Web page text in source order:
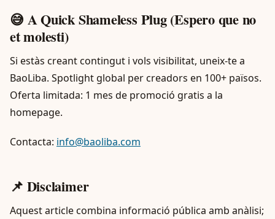
😅 A Quick Shameless Plug (Espero que no
et molesti)
Si estàs creant contingut i vols visibilitat, uneix-te a
BaoLiba. Spotlight global per creadors en 100+ països.
Oferta limitada: 1 mes de promoció gratis a la
homepage.
Contacta: info@baoliba.com
📌 Disclaimer
Aquest article combina informació pública amb anàlisi;